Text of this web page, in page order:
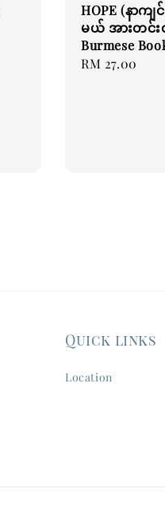
HOPE (နာက
မယ် အားတင်း
Burmese
Regular
RM 27.00
Quick links
Location